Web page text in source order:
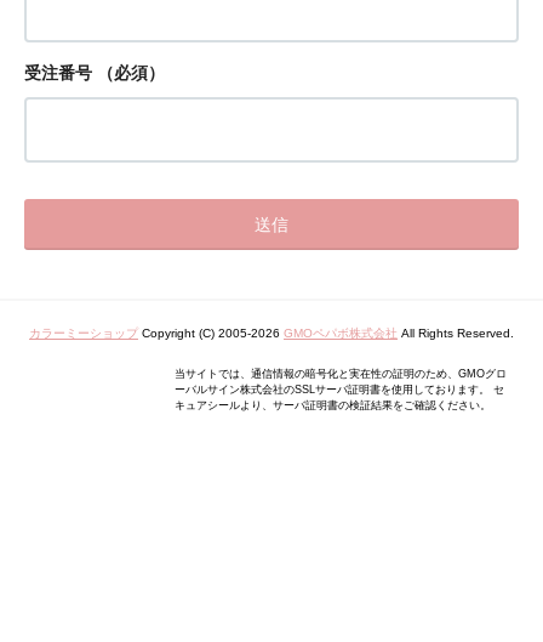
受注番号 （必須）
カラーミーショップ Copyright (C) 2005-2026 GMOペパボ株式会社 All Rights Reserved.
当サイトでは、通信情報の暗号化と実在性の証明のため、GMOグロ
ーバルサイン株式会社のSSLサーバ証明書を使用しております。 セ
キュアシールより、サーバ証明書の検証結果をご確認ください。